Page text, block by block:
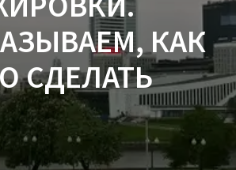
КАК
СДЕЛАТЬ